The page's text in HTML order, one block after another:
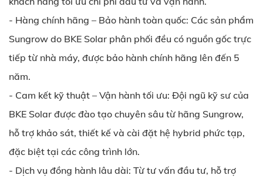
- Hàng chính hãng – Bảo hành toàn quốc: Các sản phẩm
Sungrow do BKE Solar phân phối đều có nguồn gốc trực
tiếp từ nhà máy, được bảo hành chính hãng lên đến 5
năm.
- Cam kết kỹ thuật – Vận hành tối ưu: Đội ngũ kỹ sư của
BKE Solar được đào tạo chuyên sâu từ hãng Sungrow,
hỗ trợ khảo sát, thiết kế và cài đặt hệ hybrid phức tạp,
đặc biệt tại các công trình lớn.
- Dịch vụ đồng hành lâu dài: Từ tư vấn đầu tư, hỗ trợ